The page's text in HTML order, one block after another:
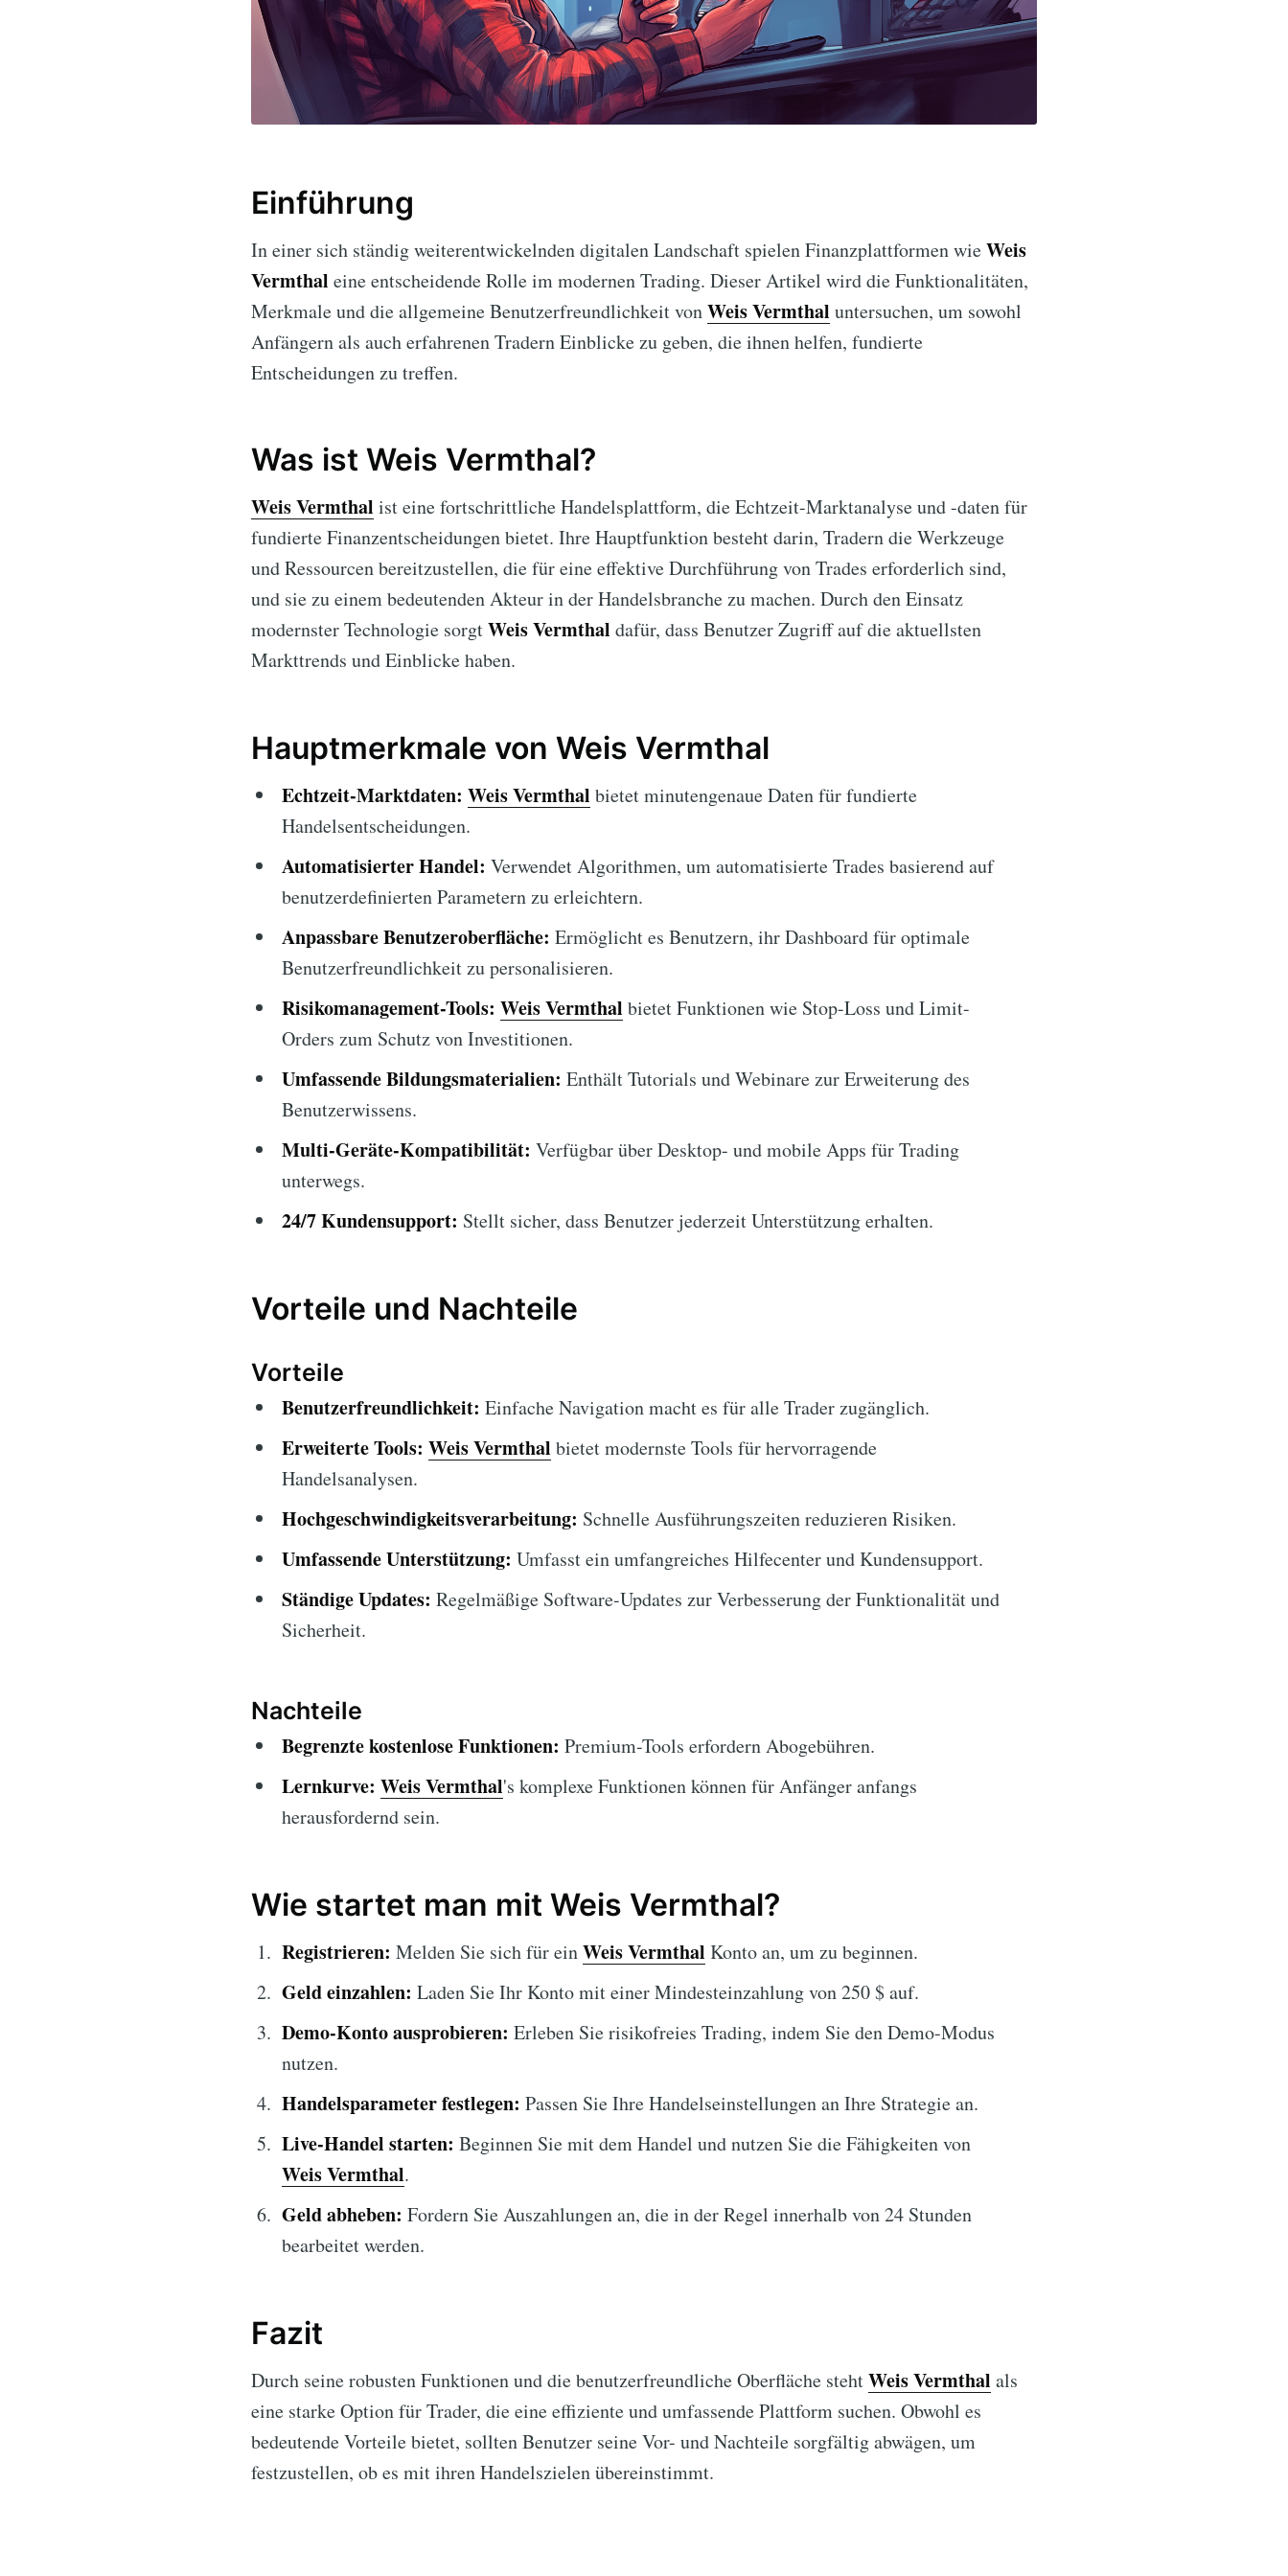
Einführung
In einer sich ständig weiterentwickelnden digitalen Landschaft spielen Finanzplattformen wieWeis
Vermthal eine entscheidende Rolle im modernen Trading. Dieser Artikel wird die Funktionalitäten,
Merkmale und die allgemeine Benutzerfreundlichkeit vonWeis Vermthal untersuchen, um sowohl
Anfängern als auch erfahrenen Tradern Einblicke zu geben, die ihnen helfen, fundierte
Entscheidungen zu treffen.
Was ist Weis Vermthal?
Weis Vermthal ist eine fortschrittliche Handelsplattform, die Echtzeit-Marktanalyse und -daten für
fundierte Finanzentscheidungen bietet. Ihre Hauptfunktion besteht darin, Tradern die Werkzeuge
und Ressourcen bereitzustellen, die für eine effektive Durchführung von Trades erforderlich sind,
und sie zu einem bedeutenden Akteur in der Handelsbranche zu machen. Durch den Einsatz
modernster Technologie sorgtWeis Vermthal dafür, dass Benutzer Zugriff auf die aktuellsten
Markttrends und Einblicke haben.
Hauptmerkmale von Weis Vermthal
Echtzeit-Marktdaten: Weis Vermthal bietet minutengenaue Daten für fundierte
Handelsentscheidungen.
Automatisierter Handel: Verwendet Algorithmen, um automatisierte Trades basierend auf
benutzerdefinierten Parametern zu erleichtern.
Anpassbare Benutzeroberfläche: Ermöglicht es Benutzern, ihr Dashboard für optimale
Benutzerfreundlichkeit zu personalisieren.
Risikomanagement-Tools: Weis Vermthal bietet Funktionen wie Stop-Loss und Limit-
Orders zum Schutz von Investitionen.
Umfassende Bildungsmaterialien: Enthält Tutorials und Webinare zur Erweiterung des
Benutzerwissens.
Multi-Geräte-Kompatibilität: Verfügbar über Desktop- und mobile Apps für Trading
unterwegs.
24/7 Kundensupport: Stellt sicher, dass Benutzer jederzeit Unterstützung erhalten.
Vorteile und Nachteile
Vorteile
Benutzerfreundlichkeit: Einfache Navigation macht es für alle Trader zugänglich.
Erweiterte Tools: Weis Vermthal bietet modernste Tools für hervorragende
Handelsanalysen.
Hochgeschwindigkeitsverarbeitung: Schnelle Ausführungszeiten reduzieren Risiken.
Umfassende Unterstützung: Umfasst ein umfangreiches Hilfecenter und Kundensupport.
Ständige Updates: Regelmäßige Software-Updates zur Verbesserung der Funktionalität und
Sicherheit.
Nachteile
Begrenzte kostenlose Funktionen: Premium-Tools erfordern Abogebühren.
Lernkurve: Weis Vermthal's komplexe Funktionen können für Anfänger anfangs
herausfordernd sein.
Wie startet man mit Weis Vermthal?
Registrieren: Melden Sie sich für einWeis Vermthal Konto an, um zu beginnen.
Geld einzahlen: Laden Sie Ihr Konto mit einer Mindesteinzahlung von 250 $ auf.
Demo-Konto ausprobieren: Erleben Sie risikofreies Trading, indem Sie den Demo-Modus
nutzen.
Handelsparameter festlegen: Passen Sie Ihre Handelseinstellungen an Ihre Strategie an.
Live-Handel starten: Beginnen Sie mit dem Handel und nutzen Sie die Fähigkeiten von
Weis Vermthal.
Geld abheben: Fordern Sie Auszahlungen an, die in der Regel innerhalb von 24 Stunden
bearbeitet werden.
Fazit
Durch seine robusten Funktionen und die benutzerfreundliche Oberfläche stehtWeis Vermthal als
eine starke Option für Trader, die eine effiziente und umfassende Plattform suchen. Obwohl es
bedeutende Vorteile bietet, sollten Benutzer seine Vor- und Nachteile sorgfältig abwägen, um
festzustellen, ob es mit ihren Handelszielen übereinstimmt.